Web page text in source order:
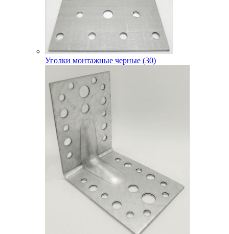
Уголки монтажные черные (30)